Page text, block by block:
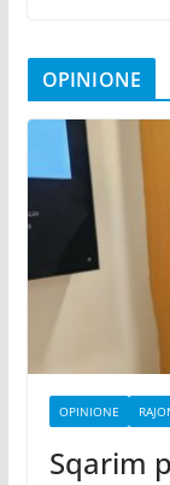
OPINIONE
OPINIONE
Sqarim